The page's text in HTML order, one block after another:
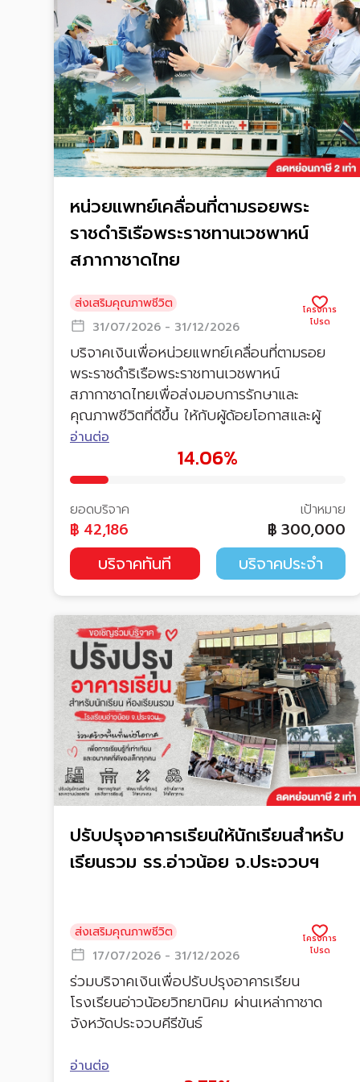
หน่วยแพทย์เคลื่อนที่ตามรอยพระ
ราชดำริเรือพระราชทานเวชพาหน์
สภากาชาดไทย
ส่งเสริมคุณภาพชีวิต
31/07/2026 - 31/12/2026
บริจาคเงินเพื่อหน่วยแพทย์เคลื่อนที่ตามรอย
พระราชดำริเรือพระราชทานเวชพาหน์
สภากาชาดไทยเพื่อส่งมอบการรักษาและ
คุณภาพชีวิตที่ดีขึ้น ให้กับผู้ด้อยโอกาสและผู้
ป่วยในพื้นที่ห่างไกล
อ่านต่อ
14.06%
ยอดบริจาค
฿ 42,186
เป้าหมาย
฿ 300,000
บริจาคทันที บริจาคประจำ
ปรับปรุงอาคารเรียนให้นักเรียนสำหรับ
เรียนรวม รร.อ่าวน้อย จ.ประจวบฯ
ส่งเสริมคุณภาพชีวิต
17/07/2026 - 31/12/2026
ร่วมบริจาคเงินเพื่อปรับปรุงอาคารเรียน
โรงเรียนอ่าวน้อยวิทยานิคม ผ่านเหล่ากาชาด
จังหวัดประจวบคีรีขันธ์
อ่านต่อ